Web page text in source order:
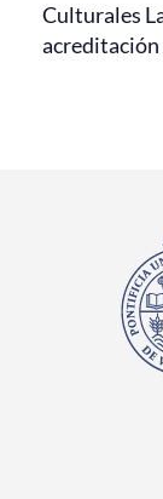
Culturales
acreditación